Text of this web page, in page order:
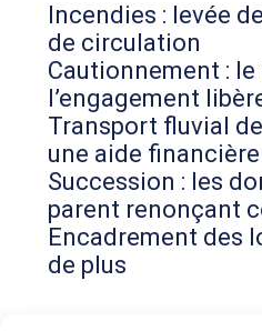
Incendies : levée
de circulation
Cautionnement : le
l’engagement
Transport fluvial
une aide
Succession : les
parent renonçant
Encadrement des
de plus